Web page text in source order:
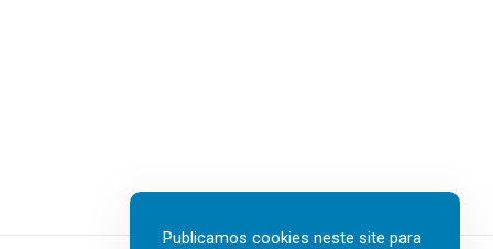
Publicamos cookies neste site para